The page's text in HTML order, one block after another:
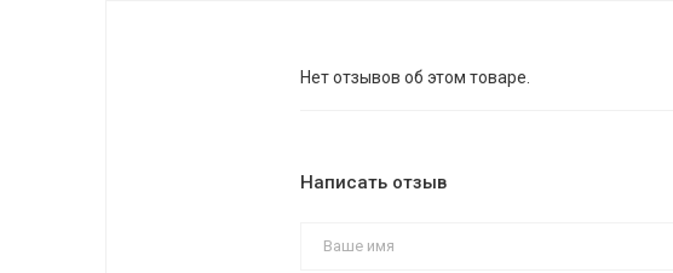
Нет отзывов об этом товаре.
Написать отзыв